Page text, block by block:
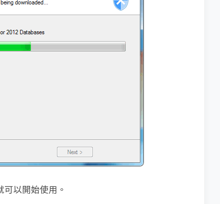
以開始使用。